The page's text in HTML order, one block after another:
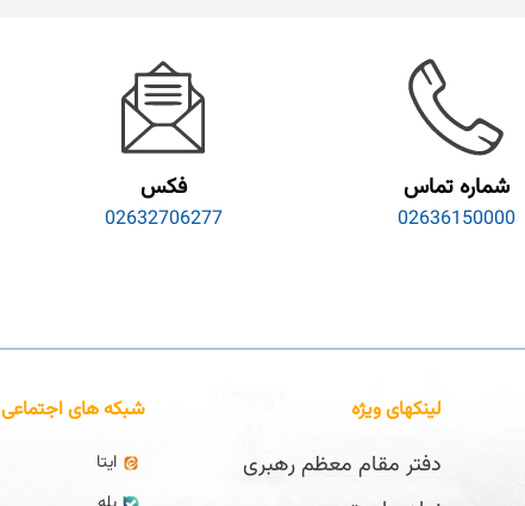
شماره تماس
02636150000
فکس
02632706277
لینکهای ویژه
دفتر مقام معظم رهبری
شبکه های اجتماعی
ایتا